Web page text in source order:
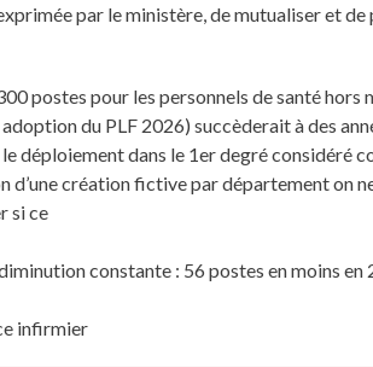
par le ministère, de mutualiser et
postes pour les personnels de santé
du PLF 2026) succèderait à des
déploiement dans le 1er degré considéré
d’une création fictive par département
si ce
constante : 56 postes en moins
infirmier